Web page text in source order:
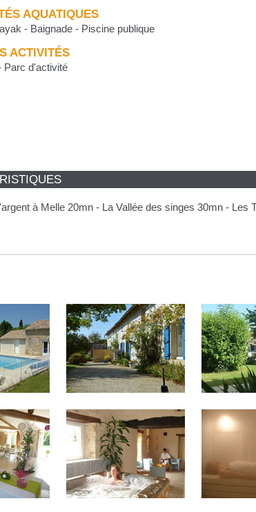
AQUATIQUES
- Baignade - Piscine publique
ACTIVITÉS
Parc d'activité
à Melle 20mn - La Vallée des singes 30mn - Les